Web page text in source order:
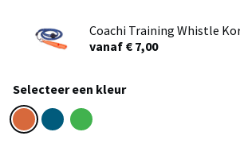
Coachi Training Whistle
vanaf € 7,00
Selecteer een kleur